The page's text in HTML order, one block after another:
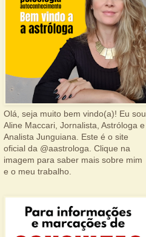
Olá, seja muito bem vindo(a)! Eu sou
Aline Maccari, Jornalista, Astróloga e
Analista Junguiana. Este é o site
oficial da @aastrologa. Clique na
imagem para saber mais sobre mim
e o meu trabalho.